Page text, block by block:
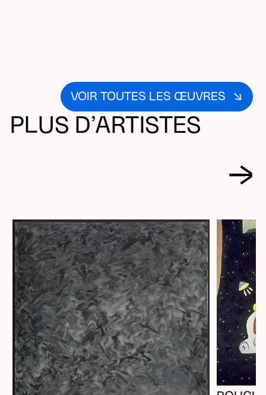
VOIR TOUTES LES ŒUVRES
PLUS D’ARTISTES